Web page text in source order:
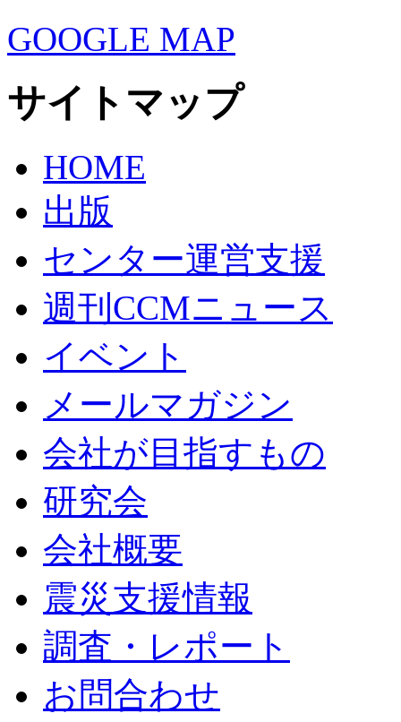
GOOGLE MAP
サイトマップ
HOME
出版
センター運営支援
週刊CCMニュース
イベント
メールマガジン
会社が目指すもの
研究会
会社概要
震災支援情報
調査・レポート
お問合わせ